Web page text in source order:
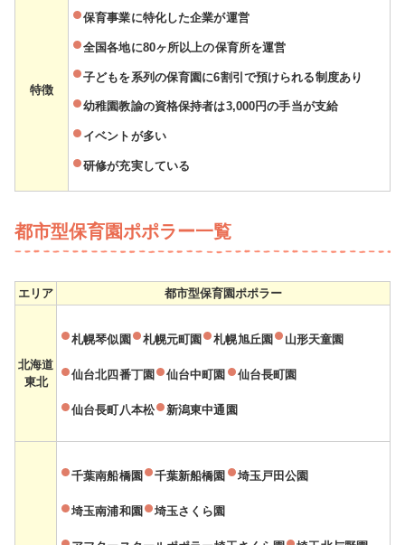
特徴
保育事業に特化した企業が運営
全国各地に80ヶ所以上の保育所を運営
子どもを系列の保育園に6割引で預けられる制度あり
幼稚園教諭の資格保持者は3,000円の手当が支給
イベントが多い
研修が充実している
都市型保育園ポポラー一覧
エリア 都市型保育園ポポラー
北海道
東北
札幌琴似園 札幌元町園 札幌旭丘園 山形天童園
仙台北四番丁園 仙台中町園 仙台長町園
仙台長町八本松 新潟東中通園
千葉南船橋園 千葉新船橋園 埼玉戸田公園
埼玉南浦和園 埼玉さくら園